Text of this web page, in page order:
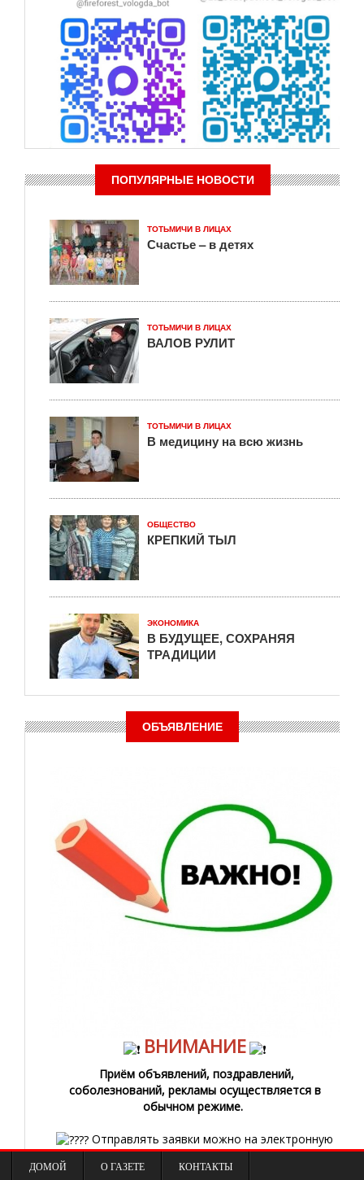
ПОПУЛЯРНЫЕ НОВОСТИ
ТОТЬМИЧИ В ЛИЦАХ
Счастье – в детях
ТОТЬМИЧИ В ЛИЦАХ
ВАЛОВ РУЛИТ
ТОТЬМИЧИ В ЛИЦАХ
В медицину на всю жизнь
ОБЩЕСТВО
КРЕПКИЙ ТЫЛ
ЭКОНОМИКА
В БУДУЩЕЕ, СОХРАНЯЯ
ТРАДИЦИИ
ОБЪЯВЛЕНИЕ
ВНИМАНИЕ
Приём объявлений, поздравлений,
соболезнований, рекламы осуществляется в
обычном режиме.
Отправлять заявки можно на электронную
почтуtotmavesti@yandex.ruи сообщениями в
сообщество газеты «ВКонтакте».
ДОМОЙ О ГАЗЕТЕ КОНТАКТЫ